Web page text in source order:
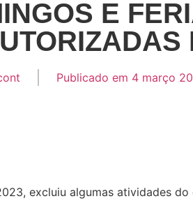
E
Publicado em 4 março
excluiu algumas atividades